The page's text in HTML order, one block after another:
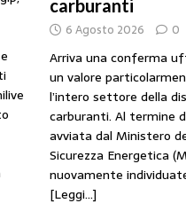
carburanti
6 Agosto 2026 0
Arriva una conferma
un valore
l’intero settore della
carburanti. Al termine
avviata dal Ministero
Sicurezza Energetica
nuovamente
[Leggi...]